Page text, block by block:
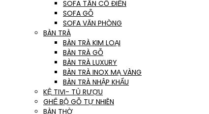
SOFA TÂN CỔ ĐIỂN
SOFA GỖ
SOFA VĂN PHÒNG
BÀN TRÀ
BÀN TRÀ KIM LOẠI
BÀN TRÀ GỖ
BÀN TRÀ LUXURY
BÀN TRÀ INOX MẠ VÀNG
BÀN TRÀ NHẬP KHẨU
KỆ TIVI- TỦ RƯỢU
GHẾ BỘ GỖ TỰ NHIÊN
BÀN THỜ